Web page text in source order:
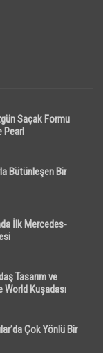
Saçak Formu
Pearl
Bütünleşen Bir
İlk Mercedes-
Tasarım ve
Kuşadası
Çok Yönlü Bir